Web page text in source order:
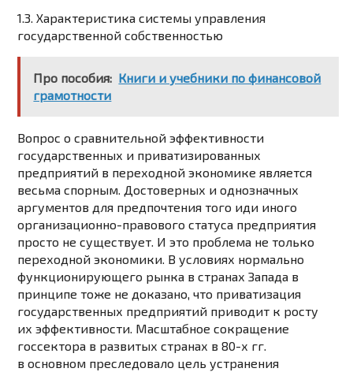
1.3. Характеристика системы управления
государственной собственностью
Про пособия: Книги и учебники по финансовой
грамотности
Вопрос о сравнительной эффективности
государственных и приватизированных
предприятий в переходной экономике является
весьма спорным. Достоверных и однозначных
аргументов для предпочтения того иди иного
организационно-правового статуса предприятия
просто не существует. И это проблема не только
переходной экономики. В условиях нормально
функционирующего рынка в странах Запада в
принципе тоже не доказано, что приватизация
государственных предприятий приводит к росту
их эффективности. Масштабное сокращение
госсектора в развитых странах в 80-х гг.
в основном преследовало цель устранения